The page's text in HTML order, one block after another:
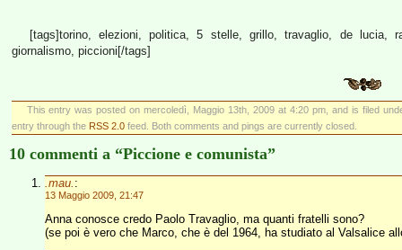
[tags]torino, elezioni, politica, 5 stelle, grillo, travaglio, de lucia,
giornalismo, piccioni[/tags]
This entry was posted on mercoledì, Maggio 13th, 2009 at 4:20 pm, and is filed
entry through the RSS 2.0 feed. Both comments and pings are currently closed.
10 commenti a “Piccione e comunista”
.mau. :
13 Maggio 2009, 21:47
Anna conosce credo Paolo Travaglio, ma quanti fratelli sono?
(se poi è vero che Marco, che è del 1964, ha studiato al Valsalice